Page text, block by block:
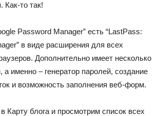
Как-то так!
Password Manager” есть “LastPass:
в виде расширения для всех
Дополнительно имеет несколько
именно – генератор паролей, создание
и возможность заполнения веб-форм.
Карту блога и просмотрим список всех